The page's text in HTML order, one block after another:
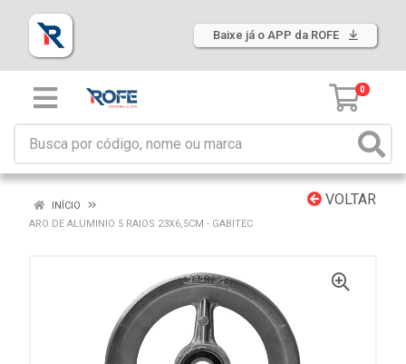
Baixe já o APP da ROFE
0
VOLTAR
INÍCIO
ARO DE ALUMINIO 5 RAIOS 23X6,5CM - GABITEC